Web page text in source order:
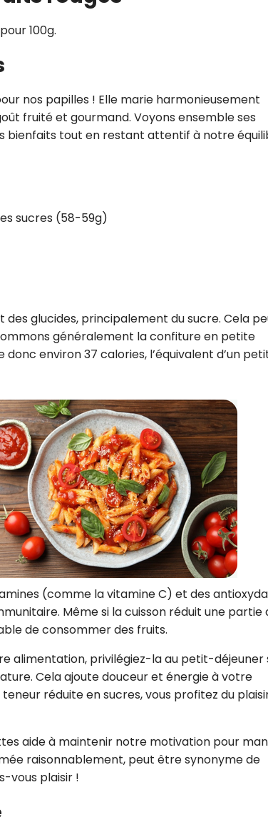
100g.
nos papilles ! Elle marie harmonieusement
fruité et gourmand. Voyons ensemble ses
bienfaits tout en restant attentif à notre
sucres (58-59g)
glucides, principalement du sucre. Cela
généralement la confiture en petite
environ 37 calories, l’équivalent d’un
(comme la vitamine C) et des
Même si la cuisson réduit une partie
de consommer des fruits.
alimentation, privilégiez-la au petit-déjeuner
Cela ajoute douceur et énergie à votre
réduite en sucres, vous profitez du
aide à maintenir notre motivation pour
raisonnablement, peut être synonyme de
vous plaisir !